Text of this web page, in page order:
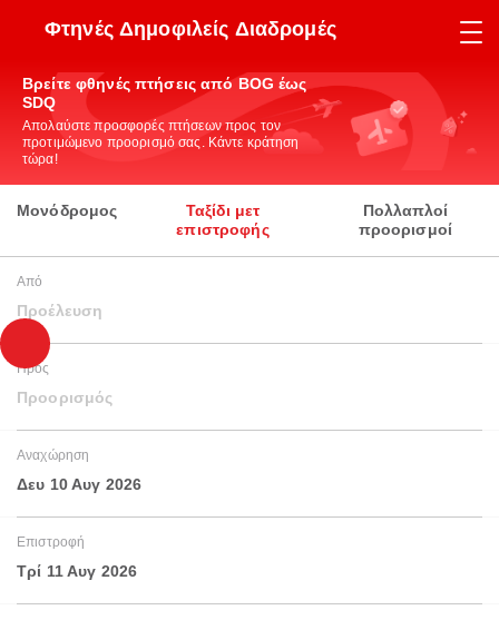
Φτηνές Δημοφιλείς Διαδρομές
Βρείτε φθηνές πτήσεις από BOG έως
SDQ
Απολαύστε προσφορές πτήσεων προς τον
προτιμώμενο προορισμό σας. Κάντε κράτηση
τώρα!
Μονόδρομος
Ταξίδι μετ
επιστροφής
Πολλαπλοί
προορισμοί
Από
Προέλευση
Προς
Προορισμός
Αναχώρηση
Δευ 10 Αυγ 2026
Επιστροφή
Τρί 11 Αυγ 2026